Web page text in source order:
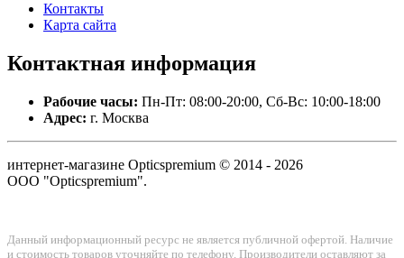
Контакты
Карта сайта
Контактная информация
Рабочие часы: Пн-Пт: 08:00-20:00, Сб-Вс: 10:00-18:00
Адрес: г. Москва
интернет-магазине Opticspremium © 2014 - 2026
ООО "Opticspremium".
Данный информационный ресурс не является публичной офертой. Наличие
и стоимость товаров уточняйте по телефону. Производители оставляют за